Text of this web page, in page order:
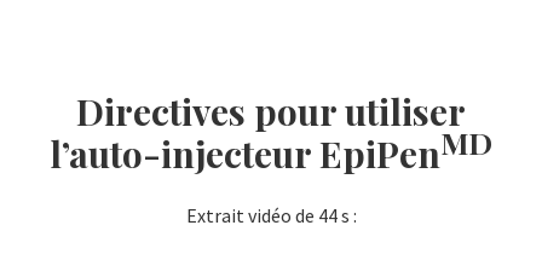
Directives pour utiliser
l’auto-injecteur EpiPenMD
Extrait vidéo de 44 s :